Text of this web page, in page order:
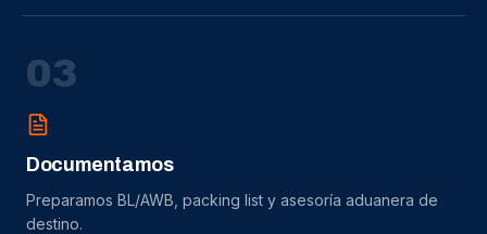
03
Documentamos
Preparamos BL/AWB, packing list y asesoría aduanera de
destino.